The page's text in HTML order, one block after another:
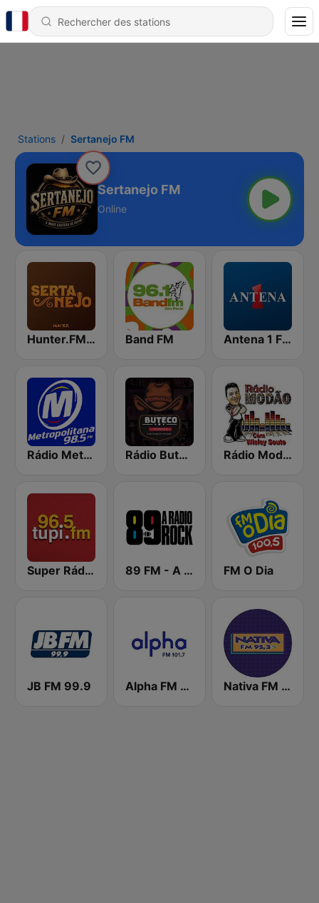
Stations Sertanejo FM
Sertanejo FM
Online
Hunter.FM - Sertanejo Band FM Antena 1 FM
Rádio Metropolitana 98.5 FM Rádio Buteco Sertanejo Rádio Modão
Super Rádio Tupi 89 FM - A Rádio Rock FM O Dia
JB FM 99.9 Alpha FM 101.7 Nativa FM - São Paulo